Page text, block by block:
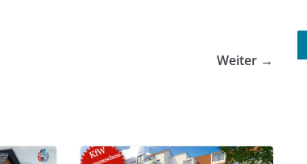
Weiter →